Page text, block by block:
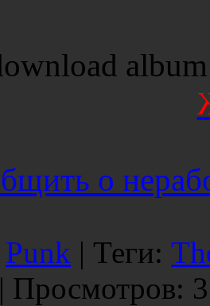
о
Punk | Теги:
| Просмотров: